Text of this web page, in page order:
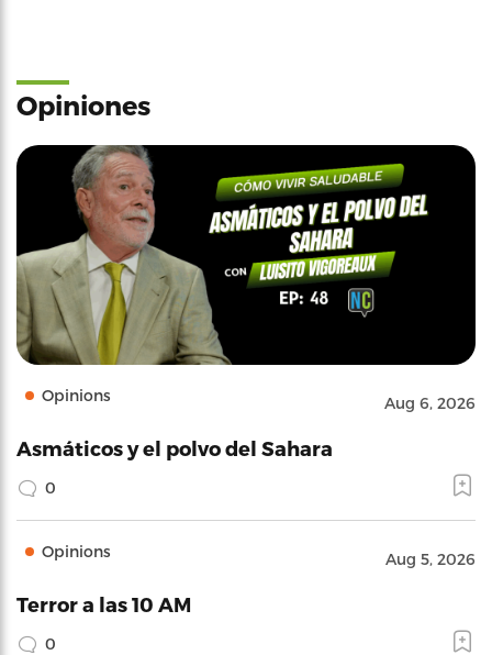
Opiniones
Opinions Aug 6, 2026
Asmáticos y el polvo del Sahara
0
Opinions Aug 5, 2026
Terror a las 10 AM
0